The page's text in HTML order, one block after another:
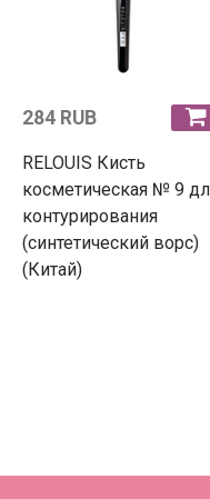
284 RUB
RELOUIS Кисть
косметическая № 9
контурирования
(синтетический ворс)
(Китай)